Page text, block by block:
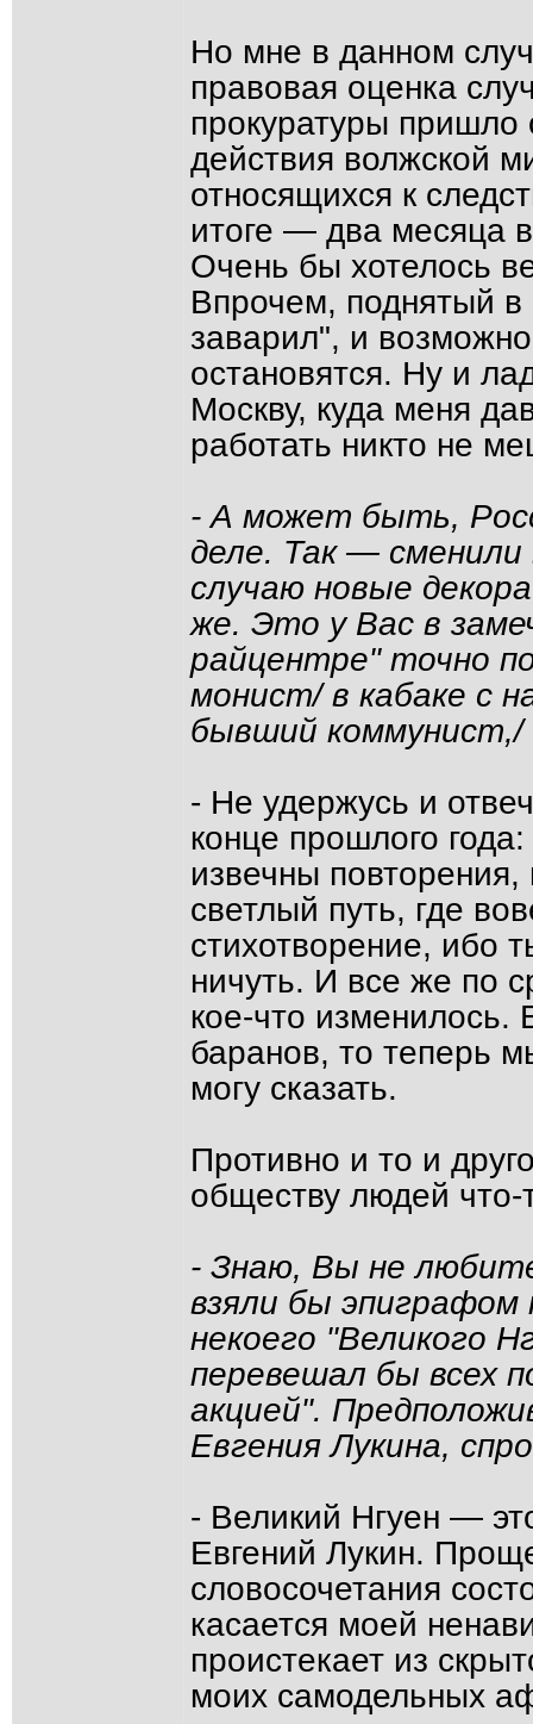
Но мне в данном
правовая оценка
прокуратуры
действия волжской
относящихся к
итоге — два месяца
Очень бы хотелось
Впрочем, поднятый в
заварил", и
остановятся. Ну и
Москву, куда меня
работать никто не
- А может быть,
деле. Так — сменили
случаю новые
же. Это у Вас в
райцентре" точно
монист/ в кабаке с
бывший коммунист,/
- Не удержусь и
конце прошлого
извечны
светлый путь, где
стихотворение, ибо
ничуть. И все же по
кое-что
баранов, то теперь
могу сказать.
Противно и то и
обществу людей что-
- Знаю, Вы не
взяли бы эпиграфом
некоего "Великого
перевешал бы всех
акцией".
Евгения Лукина,
- Великий Нгуен —
Евгений Лукин.
словосочетания
касается моей
проистекает из
моих самодельных